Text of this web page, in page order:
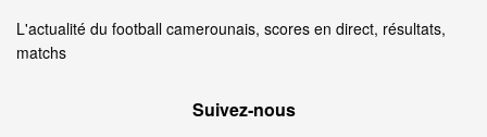
L'actualité du football camerounais, scores en direct, résultats,
matchs
Suivez‑nous